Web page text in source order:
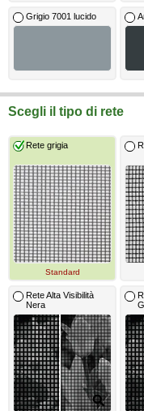
Grigio 7001 lucido
Scegli il tipo di rete
Rete grigia
Standard
Rete Alta Visibilità
Nera